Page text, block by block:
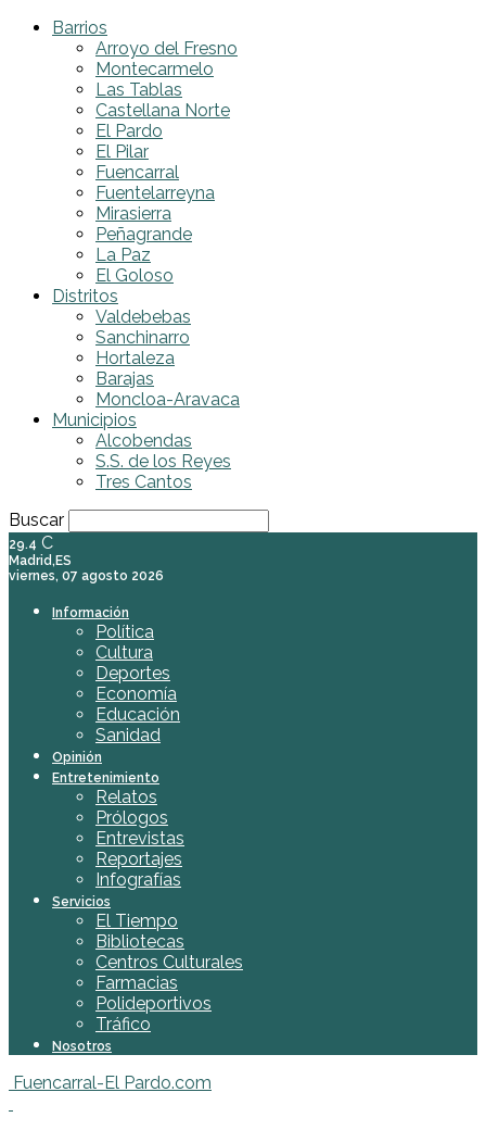
Barrios
Arroyo del Fresno
Montecarmelo
Las Tablas
Castellana Norte
El Pardo
El Pilar
Fuencarral
Fuentelarreyna
Mirasierra
Peñagrande
La Paz
El Goloso
Distritos
Valdebebas
Sanchinarro
Hortaleza
Barajas
Moncloa-Aravaca
Municipios
Alcobendas
S.S. de los Reyes
Tres Cantos
Buscar
29.4 C
Madrid,ES
viernes, 07 agosto 2026
Información
Política
Cultura
Deportes
Economía
Educación
Sanidad
Opinión
Entretenimiento
Relatos
Prólogos
Entrevistas
Reportajes
Infografías
Servicios
El Tiempo
Bibliotecas
Centros Culturales
Farmacias
Polideportivos
Tráfico
Nosotros
Fuencarral-El Pardo.com